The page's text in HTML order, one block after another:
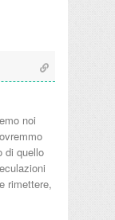
noi
di quello
rimettere,